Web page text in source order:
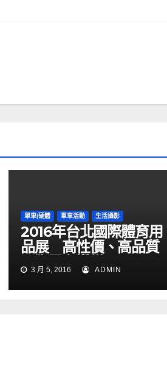
單車|硬體 單車活動 生活攝影
2016年台北國際體育用
品展 高性價、高品質
國際買主讚賞
3 月 5, 2016 ADMIN